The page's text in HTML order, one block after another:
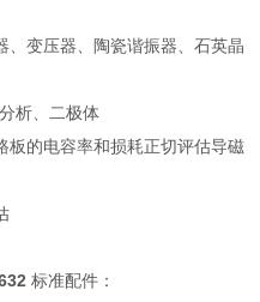
、变压器、陶瓷谐振器、石英晶
析、二极体
板的电容率和损耗正切评估导磁
标准配件：